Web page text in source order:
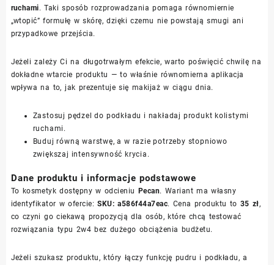
ruchami. Taki sposób rozprowadzania pomaga równomiernie
„wtopić” formułę w skórę, dzięki czemu nie powstają smugi ani
przypadkowe przejścia.
Jeżeli zależy Ci na długotrwałym efekcie, warto poświęcić chwilę na
dokładne wtarcie produktu — to właśnie równomierna aplikacja
wpływa na to, jak prezentuje się makijaż w ciągu dnia.
Zastosuj pędzel do podkładu i nakładaj produkt kolistymi
ruchami.
Buduj równą warstwę, a w razie potrzeby stopniowo
zwiększaj intensywność krycia.
Dane produktu i informacje podstawowe
To kosmetyk dostępny w odcieniu Pecan. Wariant ma własny
identyfikator w ofercie:SKU: a586f44a7eac. Cena produktu to 35 zł,
co czyni go ciekawą propozycją dla osób, które chcą testować
rozwiązania typu 2w4 bez dużego obciążenia budżetu.
Jeżeli szukasz produktu, który łączy funkcję pudru i podkładu, a